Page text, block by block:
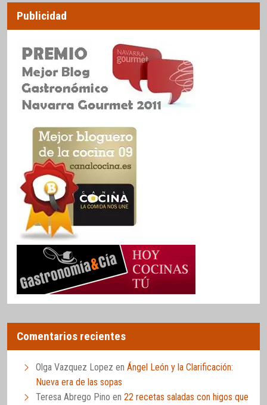
Publicidad
Comentarios recientes
Olga Vazquez Lopez en Ángel León y la Clarificación:
Nueva era de las sopas
Teresa Abrego Pino en 22 recetas saladas con higos que